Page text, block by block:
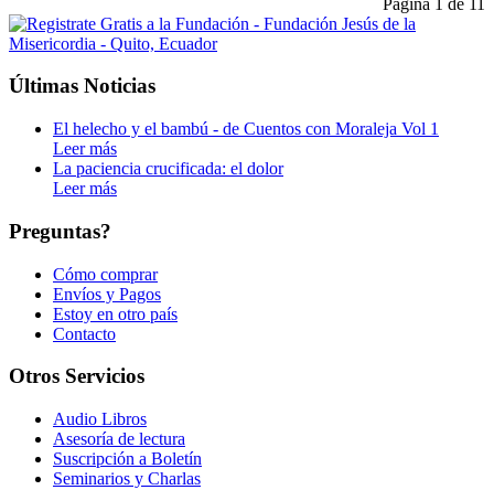
Últimas Noticias
El helecho y el bambú - de Cuentos con Moraleja Vol 1
Leer más
La paciencia crucificada: el dolor
Leer más
Preguntas?
Cómo comprar
Envíos y Pagos
Estoy en otro país
Contacto
Otros Servicios
Audio Libros
Asesoría de lectura
Suscripción a Boletín
Seminarios y Charlas